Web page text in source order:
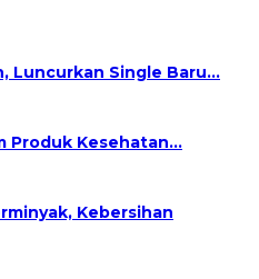
Luncurkan Single Baru…
Produk Kesehatan…
Kebersihan